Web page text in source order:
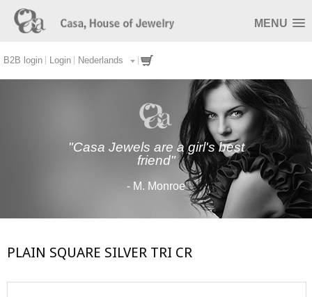
MENU
B2B login Login Nederlands
"Casa Jewels are a girl's best
friend"
- M. Monroe
PLAIN SQUARE SILVER TRI CR